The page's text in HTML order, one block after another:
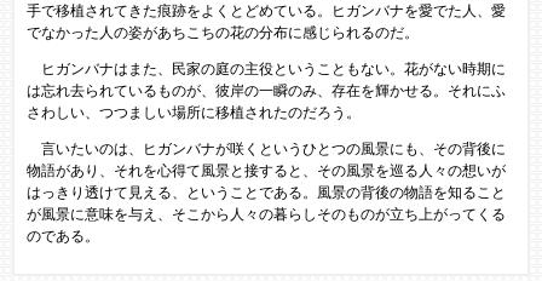
手で移植されてきた痕跡をよくとどめている。ヒガンバナを愛でた人、愛
でなかった人の姿があちこちの花の分布に感じられるのだ。
ヒガンバナはまた、民家の庭の主役ということもない。花がない時期に
は忘れ去られているものが、彼岸の一瞬のみ、存在を輝かせる。それにふ
さわしい、つつましい場所に移植されたのだろう。
言いたいのは、ヒガンバナが咲くというひとつの風景にも、その背後に
物語があり、それを心得て風景と接すると、その風景を巡る人々の想いが
はっきり透けて見える、ということである。風景の背後の物語を知ること
が風景に意味を与え、そこから人々の暮らしそのものが立ち上がってくる
のである。